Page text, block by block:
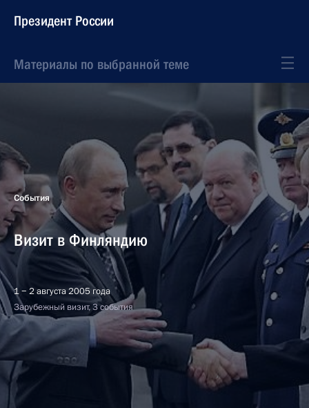
Президент России
Материалы по выбранной теме
События
Визит в Финляндию
1 − 2 августа 2005 года
Зарубежный визит, 3 события